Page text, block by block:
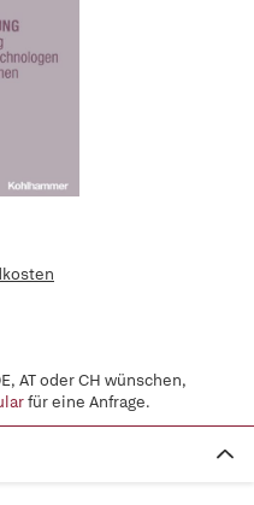
AT oder CH wünschen,
für eine Anfrage.